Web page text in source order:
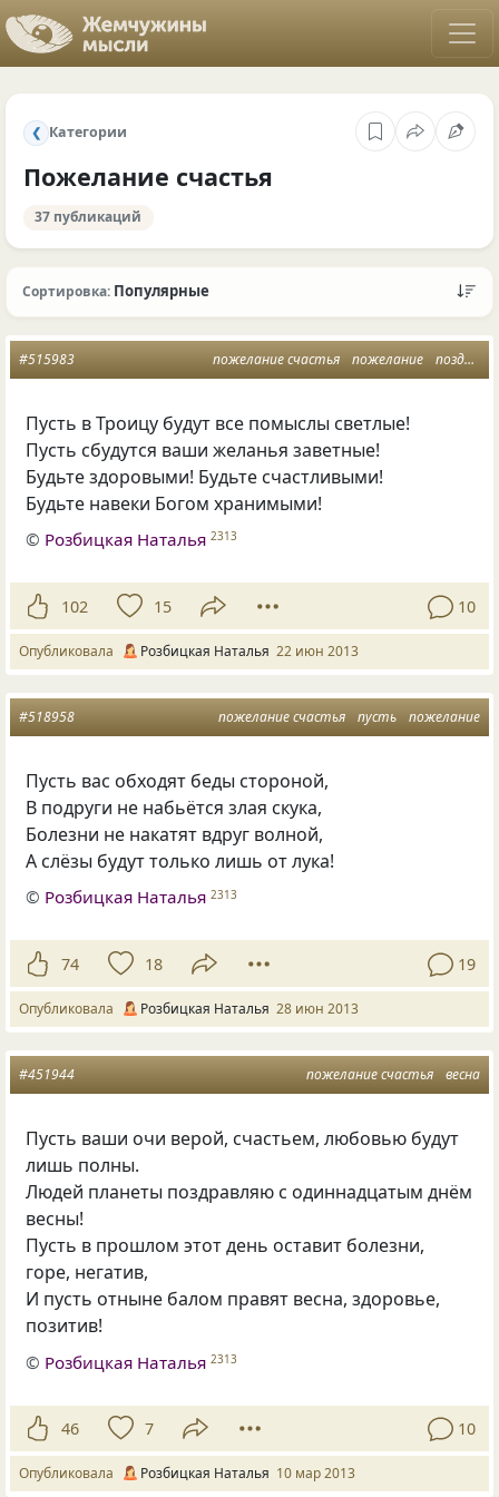
❮ Категории
Пожелание счастья
37 публикаций
Сортировка: Популярные
пожелание счастья пожелание поздравление
#515983
Пусть в Троицу будут все помыслы светлые!
Пусть сбудутся ваши желанья заветные!
Будьте здоровыми! Будьте счастливыми!
Будьте навеки Богом хранимыми!
© Розбицкая Наталья 2313
102 15 10
Опубликовала Розбицкая Наталья 22 июн 2013
пожелание счастья пусть пожелание
#518958
Пусть вас обходят беды стороной,
В подруги не набьётся злая скука,
Болезни не накатят вдруг волной,
А слёзы будут только лишь от лука!
© Розбицкая Наталья 2313
74 18 19
Опубликовала Розбицкая Наталья 28 июн 2013
пожелание счастья весна
#451944
Пусть ваши очи верой, счастьем, любовью будут
лишь полны.
Людей планеты поздравляю с одиннадцатым днём
весны!
Пусть в прошлом этот день оставит болезни,
горе, негатив,
И пусть отныне балом правят весна, здоровье,
позитив!
© Розбицкая Наталья 2313
46 7 10
Опубликовала Розбицкая Наталья 10 мар 2013